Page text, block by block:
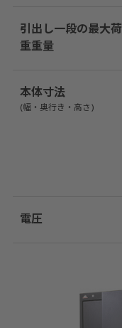
引出し一段の最大荷
重重量
本体寸法
(幅・奥行き・高さ)
電圧